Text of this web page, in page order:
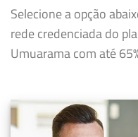
Selecione a opção
rede credenciada do
Umuarama com até